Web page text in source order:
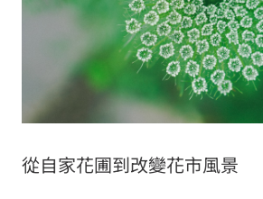
從自家花圃到改變花市風景